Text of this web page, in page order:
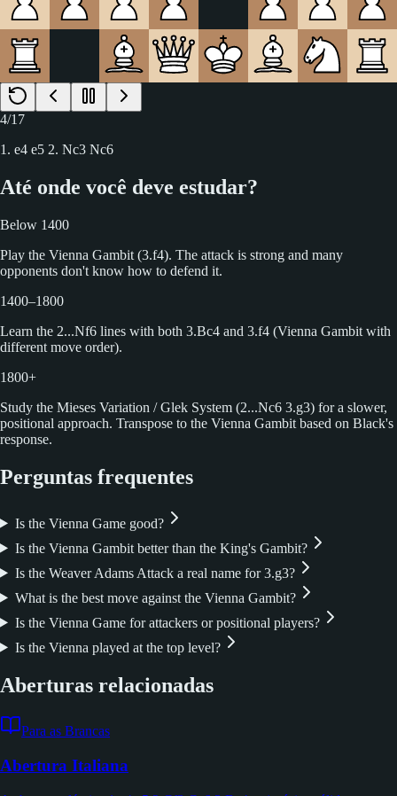
4/17
1. e4 e5 2. Nc3 Nc6
Até onde você deve estudar?
Below 1400
Play the Vienna Gambit (3.f4). The attack is strong and many
opponents don't know how to defend it.
1400–1800
Learn the 2...Nf6 lines with both 3.Bc4 and 3.f4 (Vienna Gambit with
different move order).
1800+
Study the Mieses Variation / Glek System (2...Nc6 3.g3) for a slower,
positional approach. Transpose to the Vienna Gambit based on Black's
response.
Perguntas frequentes
Is the Vienna Game good?
Is the Vienna Gambit better than the King's Gambit?
Is the Weaver Adams Attack a real name for 3.g3?
What is the best move against the Vienna Gambit?
Is the Vienna Game for attackers or positional players?
Is the Vienna played at the top level?
Aberturas relacionadas
Para as Brancas
Abertura Italiana